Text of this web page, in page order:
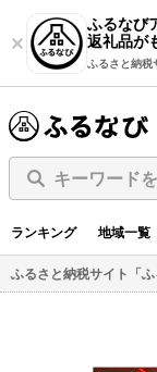
ふるなび
返礼品が
ふるさと納税
キーワード
ランキング 地域一覧
ふるさと納税サイト「ふ